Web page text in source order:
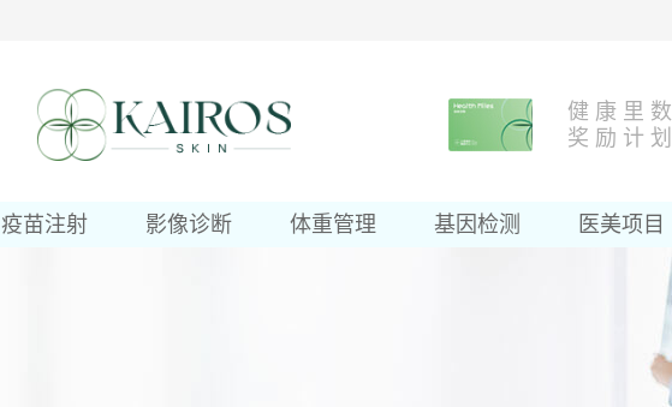
健 康 里 数
奖 励 计 划
疫苗注射 影像诊断 体重管理 基因检测 医美项目